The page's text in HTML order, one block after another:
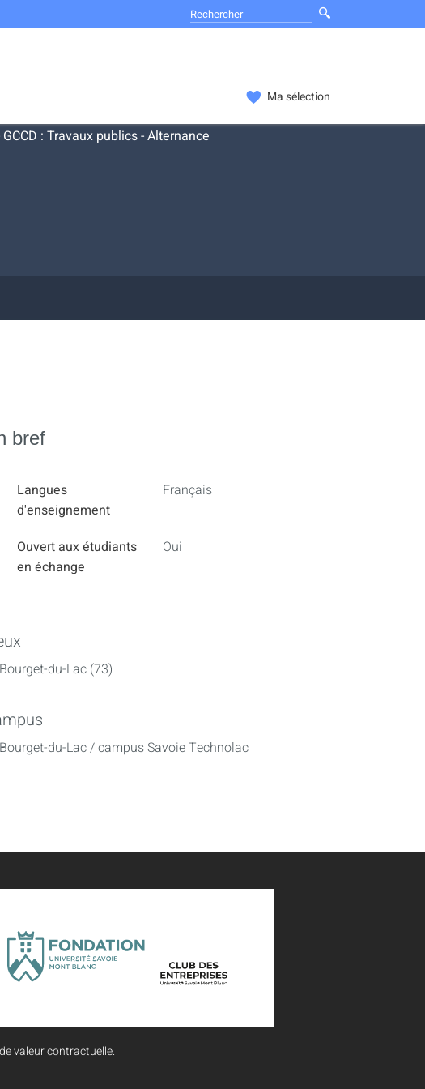
Ma sélection
: Travaux publics - Alternance
bref
Langues
d'enseignement
Français
Ouvert aux étudiants
en échange
Oui
du-Lac (73)
du-Lac / campus Savoie Technolac
valeur contractuelle.